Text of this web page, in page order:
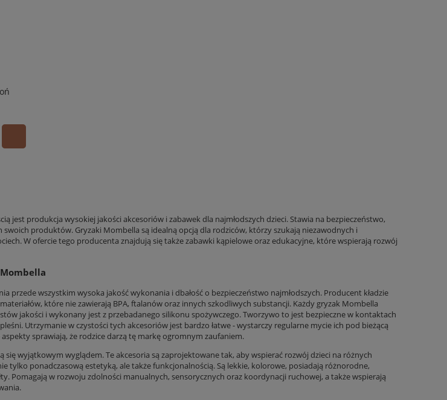
jest produkcja wysokiej jakości akcesoriów i zabawek dla najmłodszych dzieci. Stawia na bezpieczeństwo,
swoich produktów. Gryzaki Mombella są idealną opcją dla rodziców, którzy szukają niezawodnych i
W ofercie tego producenta znajdują się także zabawki kąpielowe oraz edukacyjne, które wspierają rozwój
przede wszystkim wysoka jakość wykonania i dbałość o bezpieczeństwo najmłodszych. Producent kładzie
które nie zawierają BPA, ftalanów oraz innych szkodliwych substancji. Każdy gryzak Mombella
jakości i wykonany jest z przebadanego silikonu spożywczego. Tworzywo to jest bezpieczne w kontaktach
Utrzymanie w czystości tych akcesoriów jest bardzo łatwe - wystarczy regularne mycie ich pod bieżącą
sprawiają, że rodzice darzą tę markę ogromnym zaufaniem.
się wyjątkowym wyglądem. Te akcesoria są zaprojektowane tak, aby wspierać rozwój dzieci na różnych
tylko ponadczasową estetyką, ale także funkcjonalnością. Są lekkie, kolorowe, posiadają różnorodne,
Pomagają w rozwoju zdolności manualnych, sensorycznych oraz koordynacji ruchowej, a także wspierają